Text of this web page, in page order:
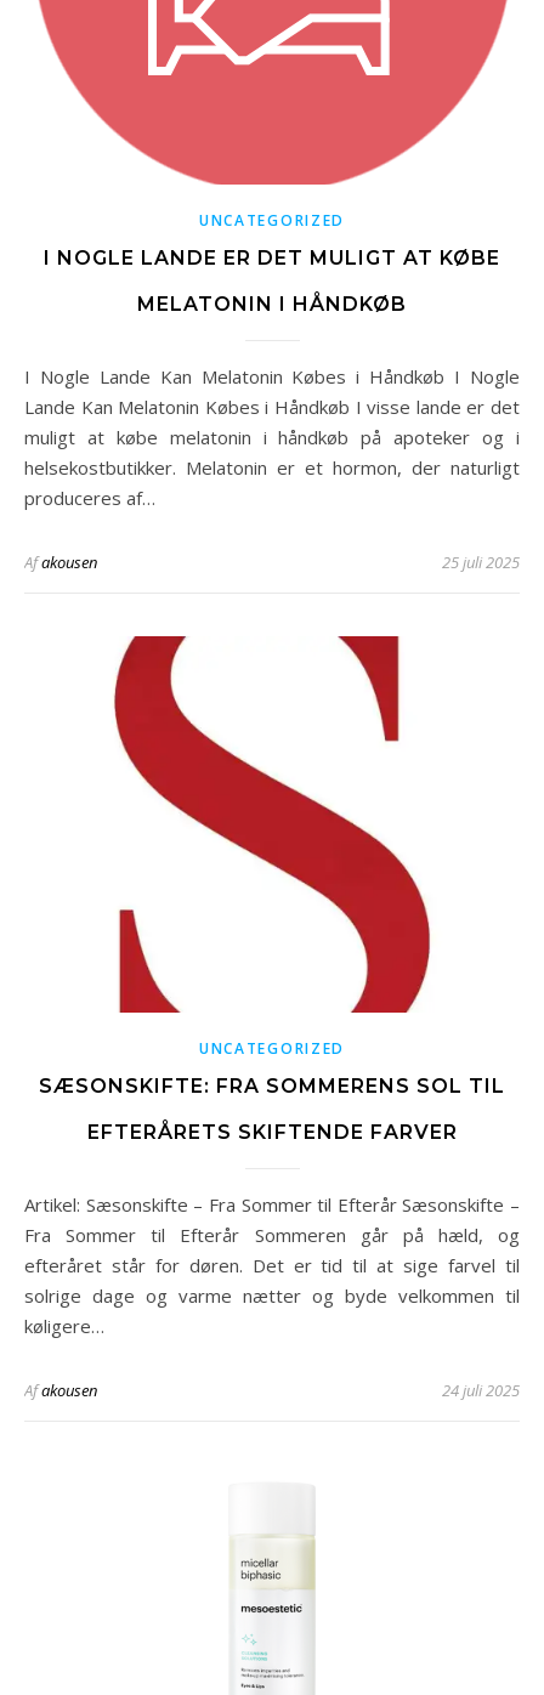
UNCATEGORIZED
I NOGLE LANDE ER DET MULIGT AT KØBE
MELATONIN I HÅNDKØB
I Nogle Lande Kan Melatonin Købes i Håndkøb I Nogle
Lande Kan Melatonin Købes i Håndkøb I visse lande er det
muligt at købe melatonin i håndkøb på apoteker og i
helsekostbutikker. Melatonin er et hormon, der naturligt
produceres af…
Afakousen 25 juli 2025
UNCATEGORIZED
SÆSONSKIFTE: FRA SOMMERENS SOL TIL
EFTERÅRETS SKIFTENDE FARVER
Artikel: Sæsonskifte – Fra Sommer til Efterår Sæsonskifte –
Fra Sommer til Efterår Sommeren går på hæld, og
efteråret står for døren. Det er tid til at sige farvel til
solrige dage og varme nætter og byde velkommen til
køligere…
Afakousen 24 juli 2025